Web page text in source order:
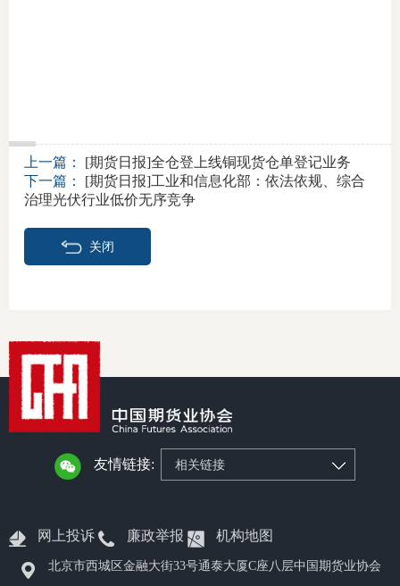
上一篇：
[期货日报]全仓登上线铜现货仓单登记业务
下一篇：
[期货日报]工业和信息化部：依法依规、综合
治理光伏行业低价无序竞争
关闭
友情链接: 相关链接
网上投诉 廉政举报 机构地图
北京市西城区金融大街33号通泰大厦C座八层中国期货业协会